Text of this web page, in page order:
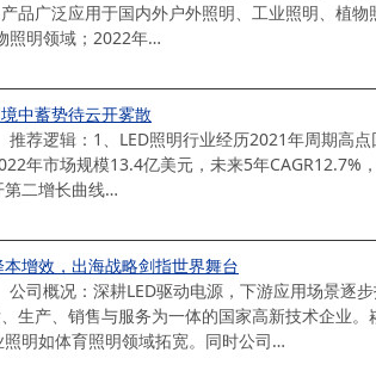
品广泛应用于国内外户外照明、工业照明、植
照明领域；2022年…
中蓄势待云开雾散
辑：1、LED照明行业经历2021年周期高点回
年市场规模13.4亿美元，未来5年
第二增长曲线…
增效，出海战略剑指世界舞台
况：深耕LED驱动电源，下游应用场景逐步
生产、销售与服务为一体的国家高新技术企业
明如体育照明领域拓宽。同时公司…